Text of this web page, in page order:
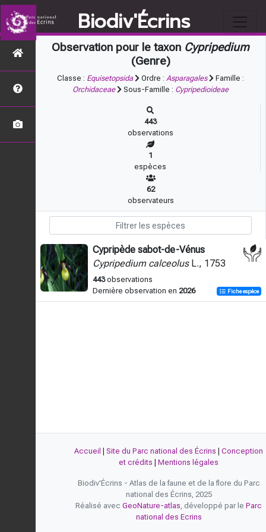
Biodiv'Écrins
Observation pour le taxon Cypripedium
(Genre)
Classe : Equisetopsida Ordre : Asparagales
Famille :
Orchidaceae
Sous-Famille : Cypripedioideae
443
observations
1
espèces
62
observateurs
Cypripède sabot-de-Vénus
Cypripedium calceolusL., 1753
443observations
Dernière observation en 2026 Fiche espèce
Accueil Site du Parc national des Écrins
Conception
et crédits
Mentions légales
Biodiv'Écrins - Atlas de la faune et de la flore du Parc
national des Écrins, 2025
Réalisé avec GeoNature-atlas, développé par le Parc
national des Ecrins